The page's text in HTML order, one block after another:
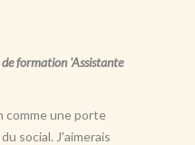
formation 'Assistante
comme une porte
social. J'aimerais